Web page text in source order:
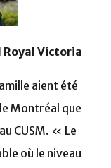
Royal Victoria
aient été
Montréal que
CUSM. « Le
où le niveau